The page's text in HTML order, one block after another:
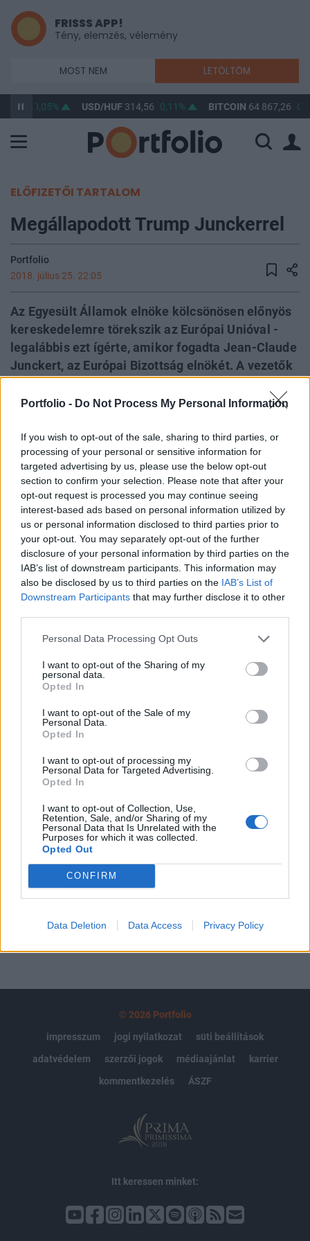
Portfolio - Do Not Process My Personal Information
If you wish to opt-out of the sale, sharing to third parties, or
processing of your personal or sensitive information for
targeted advertising by us, please use the below opt-out
section to confirm your selection. Please note that after your
opt-out request is processed you may continue seeing
interest-based ads based on personal information utilized by
us or personal information disclosed to third parties prior to
your opt-out. You may separately opt-out of the further
disclosure of your personal information by third parties on the
IAB’s list of downstream participants. This information may
also be disclosed by us to third parties on the IAB’s List of
Downstream Participants that may further disclose it to other
Personal Data Processing Opt Outs
I want to opt-out of the Sharing of my
personal data.
Opted In
I want to opt-out of the Sale of my
Personal Data.
Opted In
I want to opt-out of processing my
Personal Data for Targeted Advertising.
Opted In
I want to opt-out of Collection, Use,
Retention, Sale, and/or Sharing of my
Personal Data that Is Unrelated with the
Purposes for which it was collected.
Opted Out
CONFIRM
Data Deletion Data Access Privacy Policy
FRISSS APP!
Tény, elemzés, vélemény
MOST NEM LETÖLTÖM
0,05% USD/HUF314,56 0,11% BITCOIN64 867,26
ELŐFIZETŐI TARTALOM
Megállapodott Trump Junckerrel
Portfolio
2018. július 25. 22:05
Az Egyesült Államok elnöke kölcsönösen előnyös
kereskedelemre törekszik az Európai Unióval -
legalábbis ezt ígérte, amikor fogadta Jean-Claude
Junckert, az Európai Bizottság elnökét. A vezetők
vonultak el a két órás tárgyalásra, ahonnan
és ezt követően került sor a sajtótájékoztatóra a
Fehér Házban, ahol felvázolták a megállapodás
részleteit. Az amerikai tőzsdeindexek a
kereskedés utolsó perceiben emiatt kaptak
látványosan erőre.
KiszivárgottA hivatalos sajtótájékoztató kezdete előtt,
magyar idő szerint este 10 óra környékén szivárgott ki a hír,
hogy a feleknek sikerült megállapodniuk.A megállapodás
szerint az EU növelni fogja gáz- és szójabab-importját, míg
mindkét fél csökkenti az ipari cikkek esetében fennálló
törekednek.A kiszivárgott...
KEDVES OLVASÓNK!
A keresett cikk a portfolio.hu hírarchívumához
tartozik, melynek olvasása előfizetéses
regisztrációhoz kötött.
Az előfizetés a következőket tartalmazza:
Portfolio.hu teljes cikkarchívum
Kötéslisták: BÉT elmúlt 2 év napon belüli
kötéslistái
© 2026 Portfolio
impresszum
jogi nyilatkozat
süti beállítások
adatvédelem
szerzői jogok médiaajánlat
karrier
kommentkezelés
ÁSZF
Itt keressen minket: